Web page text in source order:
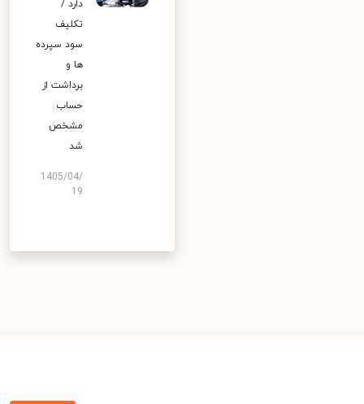
دارد /
تکلیف
سود سپرده
ها و
برداشت از
حساب
مشخص
شد
1405/04/
19